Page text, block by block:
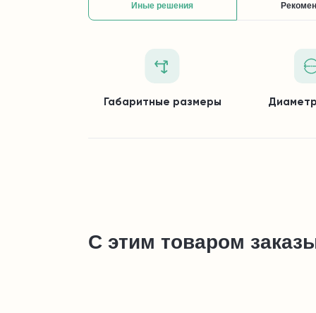
Иные решения
Габаритные размеры
С этим товаром